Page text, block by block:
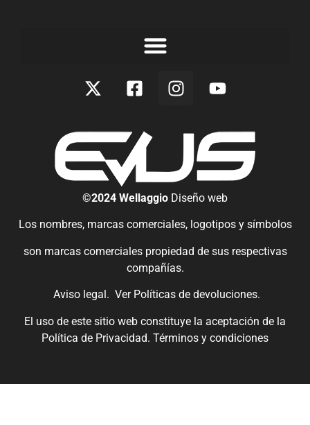
©2024 Wellaggio Diseño web
Los nombres, marcas comerciales, logotipos y símbolos
son marcas comerciales propiedad de sus respectivas
compañías.
Aviso legal. Ver Políticas de devoluciones.
El uso de este sitio web constituye la aceptación de la
Política de Privacidad. Términos y condiciones